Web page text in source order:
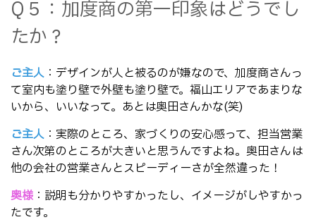
Q５：加度商の第一印象はどうでし
たか？
ご主人 ：デザインが人と被るのが嫌なので、加度商さんっ
て室内も塗り壁で外壁も塗り壁で。福山エリアであまりな
いから、いいなって。あとは奥田さんかな(笑)
ご主人 ：実際のところ、家づくりの安心感って、担当営業
さん次第のところが大きいと思うんですよね。奥田さんは
他の会社の営業さんとスピーディーさが全然違った！
奥様 ：説明も分かりやすかったし、イメージがしやすかっ
たです。